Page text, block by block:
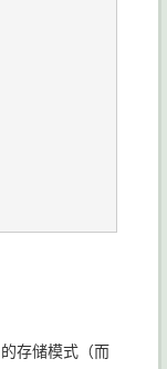
存储模式（而